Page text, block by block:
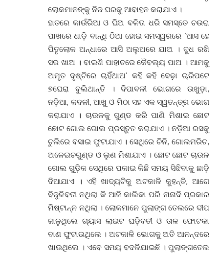
ଲୋକମାନଙ୍କୁ ନିଜ ଘରକୁ ଆବାହନ କରାଯାଏ ।
ହାତରେ କାଉଁରିଆ ଓ ଘିଅ ବଳିତା ଧରି ସମସ୍ତେ ଚଉରା
ପାଖରେ ଧାଡ଼ି ବାନ୍ଧି ଠିଆ ହୋଇ ସମସ୍ୱରରେ ‘ଆସ ହେ
ପିତୃଲୋକ ଅନ୍ଧାରେ ଆସି ଅଲୁଅରେ ଯାଅ । ଦୁଧ ରଖି
ସର ଖାଅ । ବାଇଶି ପାହାଚରେ କୈବଲ୍ୟ ପାଅ । ଆମକୁ
ଅମୃତ ଦୃଷ୍ଟିରେ ଚାହିଁଥାଅ’ କହି କହି ବେଢ଼ା ଚାରିପଟେ
୭ଘେରା ବୁଲିଥାନ୍ତି । ଦିପାବଳୀ ଭୋଗରେ ଉଖୁଡ଼ା,
ନଡ଼ିଆ, କଦଳୀ, ଆଖୁ ଓ ମିଠା ସହ ଏକ ସ୍ୱତନ୍ତ୍ର ଭୋଗ
କରାଯାଏ । ଚାଉଳକୁ ଗୁଣ୍ଡ କରି ପାଣି ମିଶାଇ ଛୋଟ
ଛୋଟ ଗୋଲ ଗୋଲ ପ୍ରସ୍ତୁତ କରାଯାଏ । ନଡ଼ିଆ ରସକୁ
ଚୁଲିରେ ବସାଇ ଫୁଟାଯାଏ । ସେଥିରେ ଚିନି, ଗୋଲମରିଚ,
ଅଳେଇଚଗୁଣ୍ଡ ଓ ଲୁଣ ମିଶାଯାଏ । ଛୋଟ ଛୋଟ ଚାଉଳ
ଗୋଲ ଗୁଡ଼ିକ ସେଥିରେ ପକାଇ କିଛି ସମୟ ସିଝିବାକୁ ଛାଡ଼ି
ଦିଆଯାଏ । ଏହି ଖାଦ୍ୟଟିକୁ ଅଟକାଳି କୁହନ୍ତି, ଆଗେ
ବିଜୁଳିବତୀ ନଥିଲା କି ଆଜି କାଲିକା ପରି ନାନାଦି ପ୍ରକାର
ମିଷ୍ଟାନ୍ନ ନଥିଲା । ଲୋକମାନେ ପୁଲାଙ୍ଗ ତେଲରେ ଦୀପ
ଜାଳୁଥିଲେ ଗ୍ୟାସ ଲାଇଟ ଘଡ଼ିବତୀ ଓ ତାଳ ଫୋଟକା
ବାଣ ଫୁଟାଉଥିଲେ । ଅଟକାଳି ଭୋଗକୁ ଅତି ଆନନ୍ଦରେ
ଖାଉଥିଲେ । ଏବେ ସମୟ ବଦଳିଯାଇଛି । ପୁଲାଙ୍ଗତେଲ